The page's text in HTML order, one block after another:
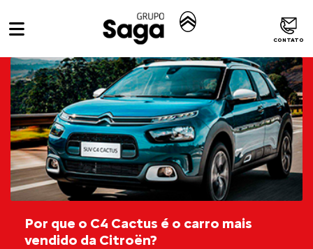
CONTATO
Por que o C4 Cactus é o carro mais
vendido da Citroën?